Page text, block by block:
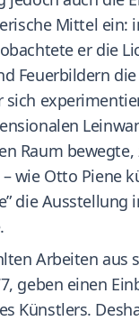
Mittel ein:
er die
Feuerbildern
sich
Raum bewegte,
wie Otto Piene
die Ausstellung
Arbeiten aus
geben einen
Künstlers.